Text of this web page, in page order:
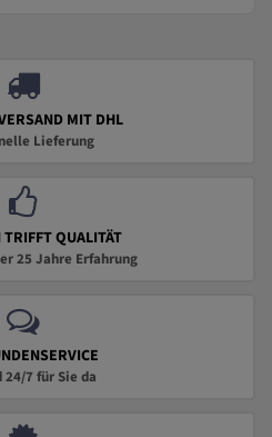
MIT DHL
Lieferung
QUALITÄT
25 Jahre Erfahrung
24/7 für Sie da